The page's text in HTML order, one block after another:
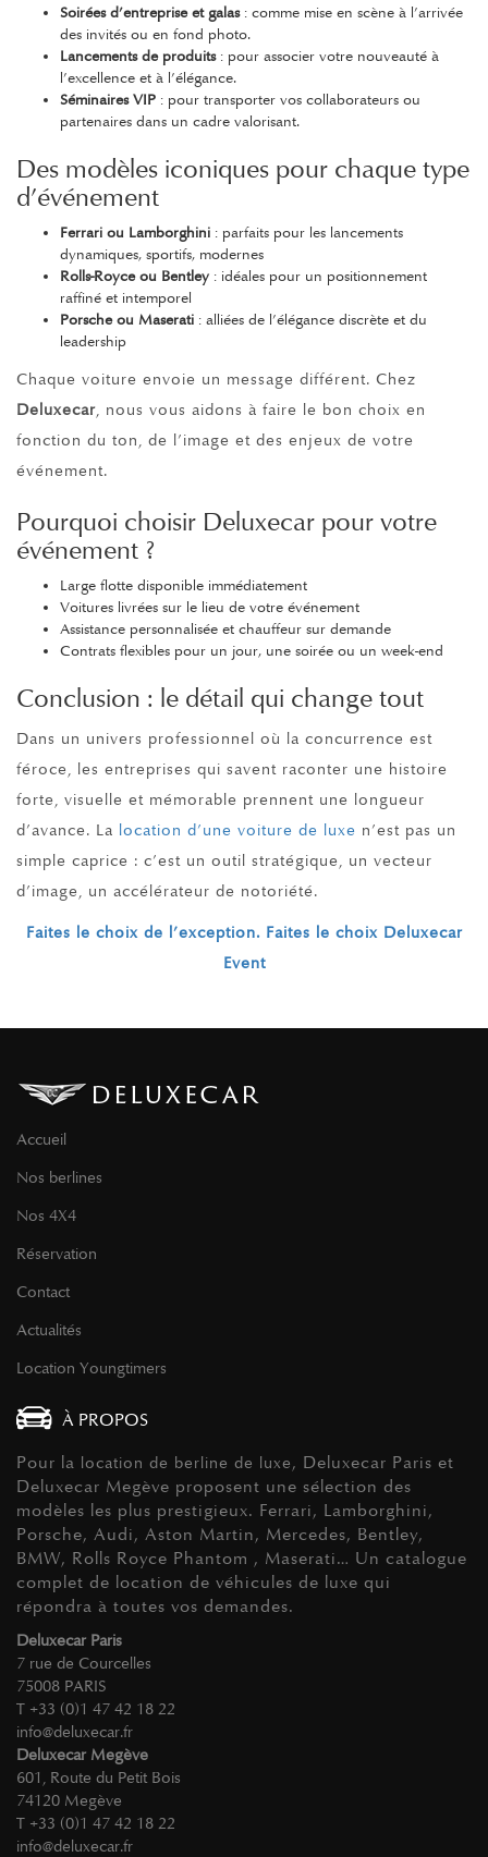
Soirées d’entreprise et galas: comme mise en scène à l’arrivée
des invités ou en fond photo.
Lancements de produits: pour associer votre nouveauté à
l’excellence et à l’élégance.
Séminaires VIP : pour transporter vos collaborateurs ou
partenaires dans un cadre valorisant.
Des modèles iconiques pour chaque type
d’événement
Ferrari ou Lamborghini : parfaits pour les lancements
dynamiques, sportifs, modernes
Rolls-Royce ou Bentley : idéales pour un positionnement
raffiné et intemporel
Porsche ou Maserati : alliées de l’élégance discrète et du
leadership
Chaque voiture envoie un message différent. Chez
Deluxecar, nous vous aidons à faire le bon choix en
fonction du ton, de l’image et des enjeux de votre
événement.
Pourquoi choisir Deluxecar pour votre
événement ?
Large flotte disponible immédiatement
Voitures livrées sur le lieu de votre événement
Assistance personnalisée et chauffeur sur demande
Contrats flexibles pour un jour, une soirée ou un week-end
Conclusion : le détail qui change tout
Dans un univers professionnel où la concurrence est
féroce, les entreprises qui savent raconter une histoire
forte, visuelle et mémorable prennent une longueur
d’avance. La location d’une voiture de luxe n’est pas un
simple caprice : c’est un outil stratégique, un vecteur
d’image, un accélérateur de notoriété.
Faites le choix de l’exception. Faites le choix Deluxecar
Event
Accueil
Nos berlines
Nos 4X4
Réservation
Contact
Actualités
Location Youngtimers
À PROPOS
Pour la location de berline de luxe, Deluxecar Paris et
Deluxecar Megève proposent une sélection des
modèles les plus prestigieux. Ferrari, Lamborghini,
Porsche, Audi, Aston Martin, Mercedes, Bentley,
BMW, Rolls Royce Phantom , Maserati… Un catalogue
complet de location de véhicules de luxe qui
répondra à toutes vos demandes.
Deluxecar Paris
7 rue de Courcelles
75008 PARIS
T +33 (0)1 47 42 18 22
info@deluxecar.fr
Deluxecar Megève
601, Route du Petit Bois
74120 Megève
T +33 (0)1 47 42 18 22
info@deluxecar.fr